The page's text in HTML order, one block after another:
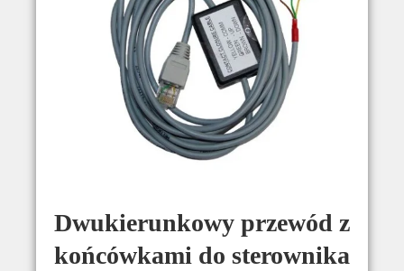
Dwukierunkowy przewód z
końcówkami do sterownika